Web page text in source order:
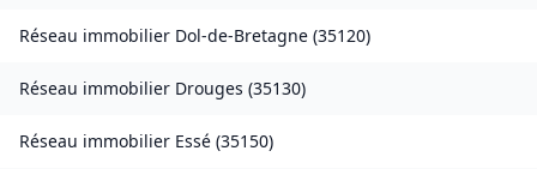
Réseau immobilier Dol-de-Bretagne (35120)
Réseau immobilier Drouges (35130)
Réseau immobilier Essé (35150)